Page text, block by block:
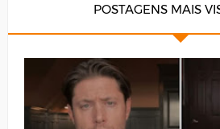
POSTAGENS MAIS